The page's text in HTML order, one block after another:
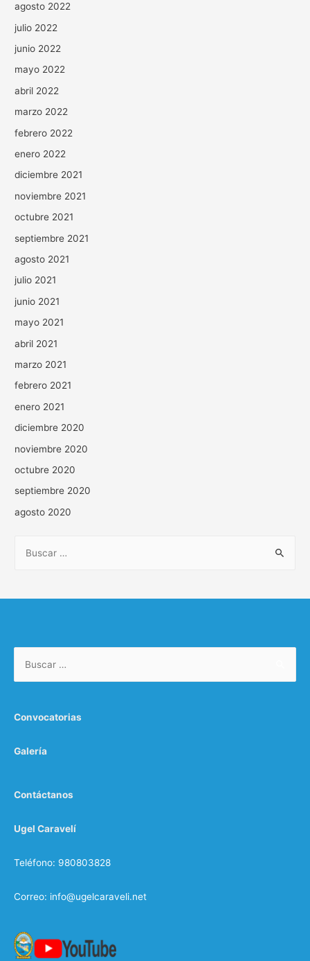
agosto 2022
julio 2022
junio 2022
mayo 2022
abril 2022
marzo 2022
febrero 2022
enero 2022
diciembre 2021
noviembre 2021
octubre 2021
septiembre 2021
agosto 2021
julio 2021
junio 2021
mayo 2021
abril 2021
marzo 2021
febrero 2021
enero 2021
diciembre 2020
noviembre 2020
octubre 2020
septiembre 2020
agosto 2020
c
Convocatorias
Galería
Contáctanos
Ugel Caravelí
Teléfono: 980803828
Correo: info@ugelcaraveli.net